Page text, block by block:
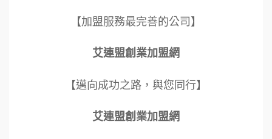
【加盟服務最完善的公司】
艾連盟創業加盟網
【邁向成功之路，與您同行】
艾連盟創業加盟網